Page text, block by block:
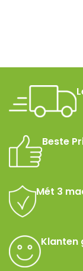
Beste
Mét 3
Klanten